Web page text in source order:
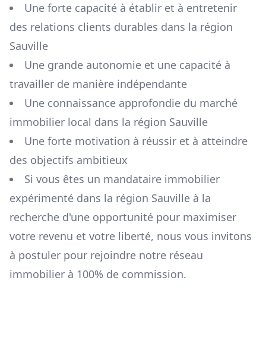
Une forte capacité à établir et à entretenir
des relations clients durables dans la région
Sauville
Une grande autonomie et une capacité à
travailler de manière indépendante
Une connaissance approfondie du marché
immobilier local dans la région Sauville
Une forte motivation à réussir et à atteindre
des objectifs ambitieux
Si vous êtes un mandataire immobilier
expérimenté dans la région Sauville à la
recherche d'une opportunité pour maximiser
votre revenu et votre liberté, nous vous invitons
à postuler pour rejoindre notre réseau
immobilier à 100% de commission.